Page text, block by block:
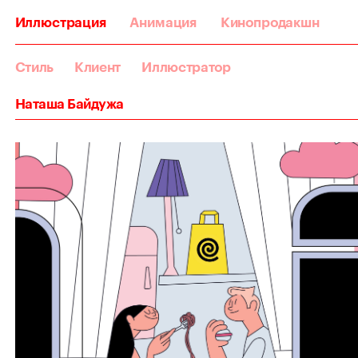
Иллюстрация Анимация Кинопродакшн
Стиль Клиент Иллюстратор
Наташа Байдужа